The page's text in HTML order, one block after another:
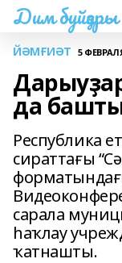
Дим буйҙары
ЙӘМҒИӘТ 5
да
Республика
сираттағы
сарала
һаҡлау
ҡатнашты.